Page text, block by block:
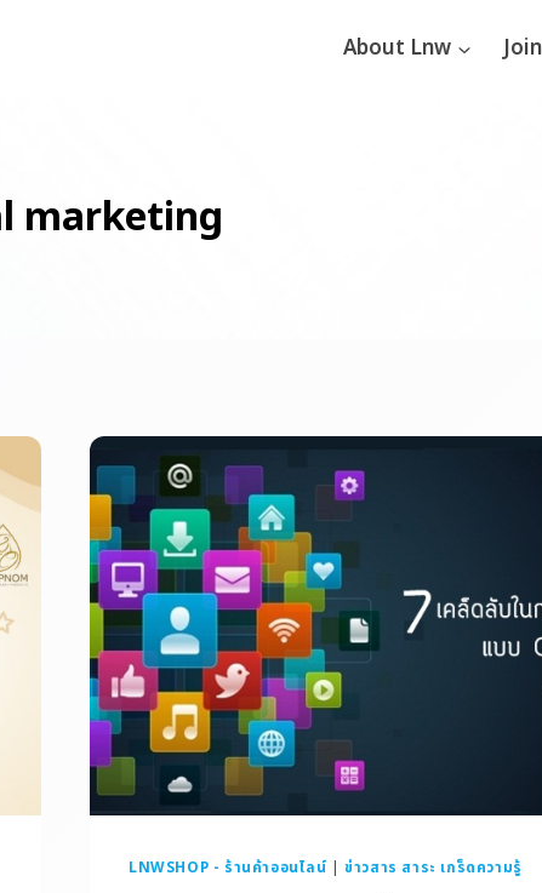
About Lnw
marketing
LNWSHOP - ร้านค้าออนไลน์ |ข่าวสาร สาระ เกร็ดความรู้